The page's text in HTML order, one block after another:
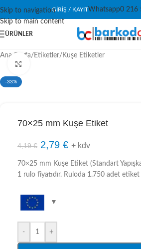
Skip to navigation
Skip to main content
GIRIŞ / KAYITWhatsapp0 216
ÜRÜNLER
Ana Sayfa/ Etiketler/ Kuşe Etiketler
-33%
70×25 mm Kuşe Etiket
4,19€ 2,79 € + kdv
70×25 mm Kuşe Etiket (Standart
1 rulo fiyatıdır. Ruloda 1.750 adet
- +